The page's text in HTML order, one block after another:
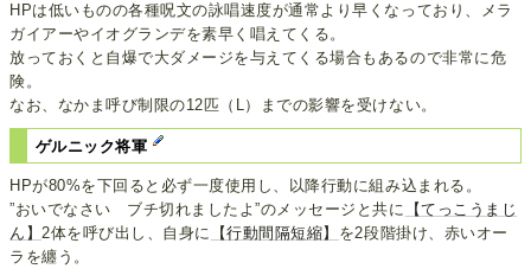
HPは低いものの各種呪文の詠唱速度が通常より早くなっており、メラ
ガイアーやイオグランデを素早く唱えてくる。
放っておくと自爆で大ダメージを与えてくる場合もあるので非常に危
険。
なお、なかま呼び制限の12匹（L）までの影響を受けない。
ゲルニック将軍
HPが80%を下回ると必ず一度使用し、以降行動に組み込まれる。
”おいでなさい ブチ切れましたよ”のメッセージと共に
【てっこうまじ
ん】 2体を呼び出し、自身に 【行動間隔短縮】 を2段階掛け、赤いオー
ラを纏う。